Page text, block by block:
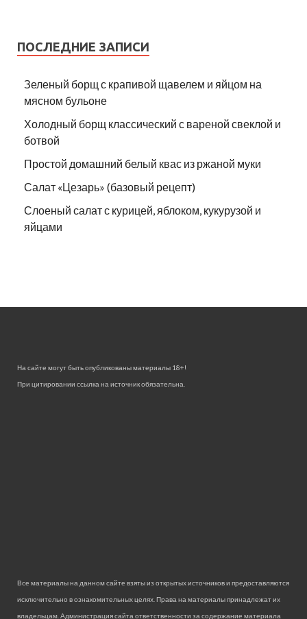
ПОСЛЕДНИЕ ЗАПИСИ
Зеленый борщ с крапивой щавелем и яйцом на
мясном бульоне
Холодный борщ классический с вареной свеклой и
ботвой
Простой домашний белый квас из ржаной муки
Салат «Цезарь» (базовый рецепт)
Слоеный салат с курицей, яблоком, кукурузой и
яйцами
На сайте могут быть опубликованы материалы 18+!
При цитировании ссылка на источник обязательна.
Все материалы на данном сайте взяты из открытых источников и предоставляются
исключительно в ознакомительных целях. Права на материалы принадлежат их
владельцам. Администрация сайта ответственности за содержание материала